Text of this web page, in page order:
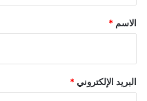
*
الاسم *
البريد الإلكتروني *